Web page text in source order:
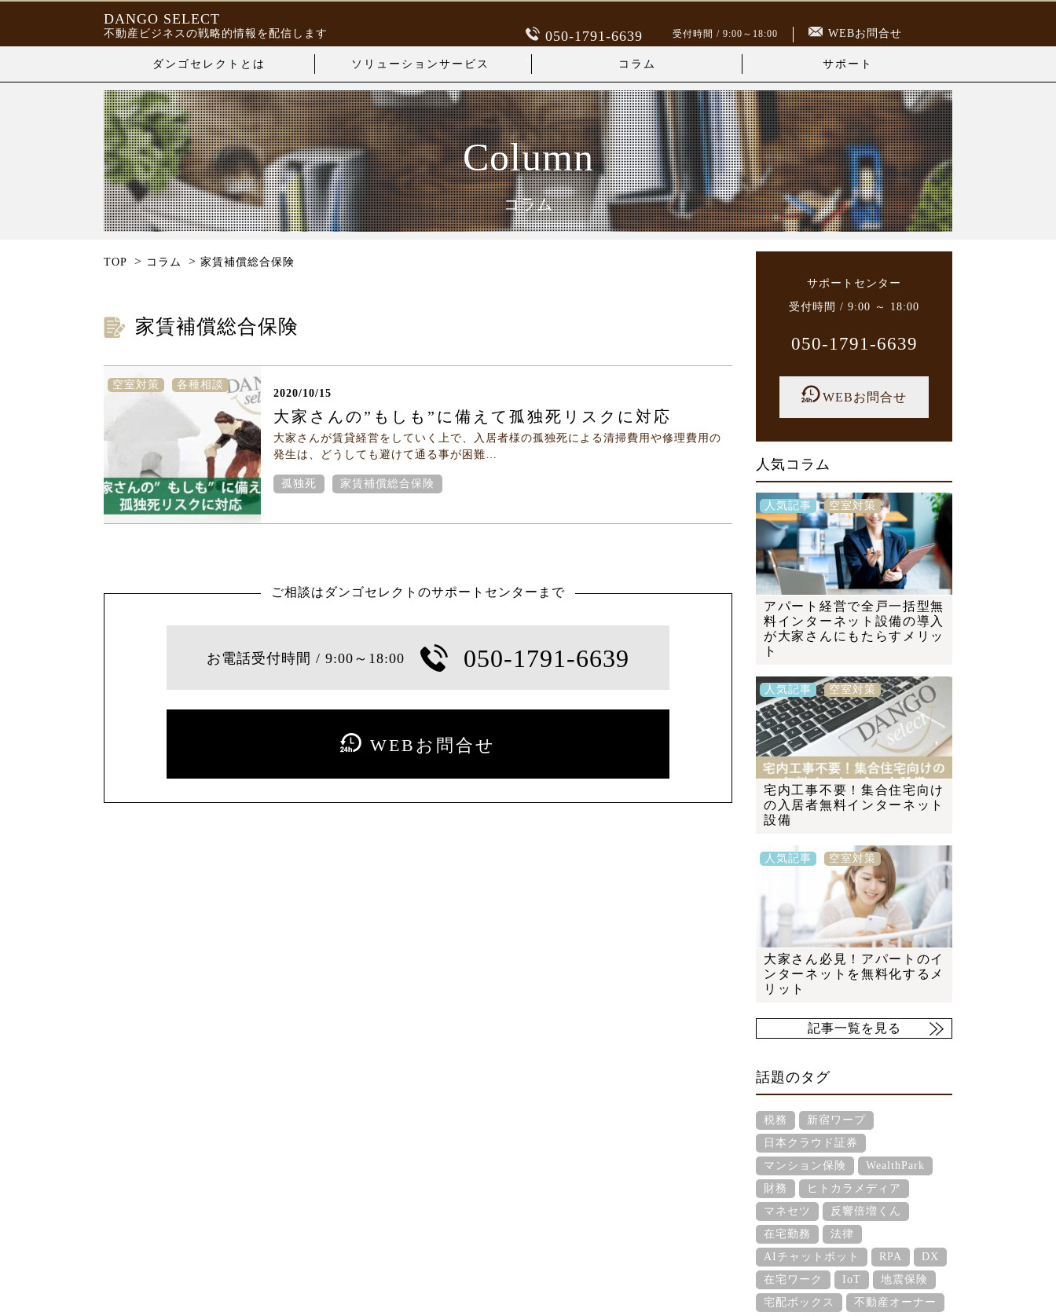
利回り改善
業務効率
集客支援
収益向上
各種相談
DANGO SELECT
不動産ビジネスの戦略的情報を配信します 050-1791-6639 受付時間 / 9:00～18:00 WEBお問合せ
ダンゴセレクトとは ソリューションサービス
空室対策
利回り改善
業務効率
集客支援
コラム サポート
Column
コラム
TOP > コラム > 家賃補償総合保険
家賃補償総合保険
空室対策 各種相談
2020/10/15
大家さんの”もしも”に備えて孤独死リスクに対応
大家さんが賃貸経営をしていく上で、入居者様の孤独死による清掃費用や修理費用の
発生は、どうしても避けて通る事が困難…
孤独死 家賃補償総合保険
お電話受付時間 / 9:00～18:00 050-1791-6639
WEBお問合せ
サポートセンター
受付時間 / 9:00 ～ 18:00
050-1791-6639
WEBお問合せ
人気コラム
人気記事 空室対策
アパート経営で全戸一括型無
料インターネット設備の導入
が大家さんにもたらすメリッ
ト
人気記事 空室対策
宅内工事不要！集合住宅向け
の入居者無料インターネット
設備
人気記事 空室対策
大家さん必見！アパートのイ
ンターネットを無料化するメ
リット
記事一覧を見る
話題のタグ
税務
新宿ワープ
日本クラウド証券
マンション保険
WealthPark
財務
ヒトカラメディア
マネセツ
反響倍増くん
在宅勤務
法律
AIチャットボット
RPA
DX
在宅ワーク
IoT
地震保険
宅配ボックス
不動産オーナー